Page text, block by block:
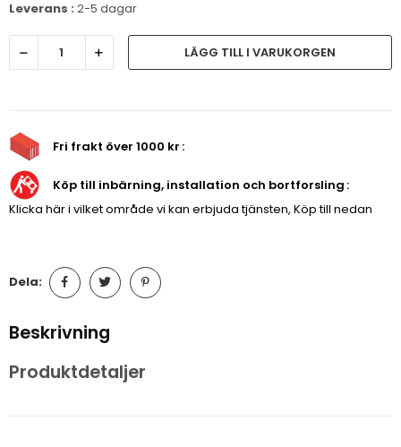
Leverans : 2-5 dagar
LÄGG TILL I VARUKORGEN
Fri frakt över 1000 kr
Köp till inbärning, installation och bortforsling
Klicka här i vilket område vi kan erbjuda tjänsten, Köp till nedan
Dela:
Beskrivning
Produktdetaljer